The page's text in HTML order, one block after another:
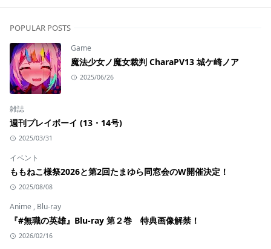
POPULAR POSTS
Game
魔法少女ノ魔女裁判 CharaPV13 城ケ崎ノア
2025/06/26
雑誌
週刊プレイボーイ (13・14号)
2025/03/31
イベント
ももねこ様祭2026と第2回たまゆら同窓会のW開催決定！
2025/08/08
Anime , Blu-ray
『#無職の英雄』Blu-ray 第２巻 特典画像解禁！
2026/02/16